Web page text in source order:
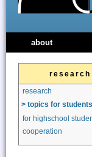
about
research
research
> topics for students
for highschool
cooperation